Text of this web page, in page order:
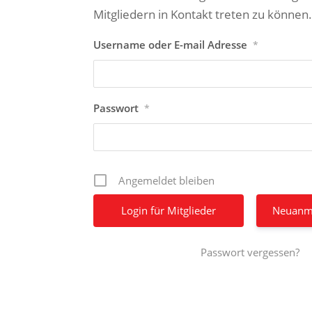
Mitgliedern in Kontakt treten zu können.
Username oder E-mail Adresse *
Passwort *
Angemeldet bleiben
Passwort vergessen?